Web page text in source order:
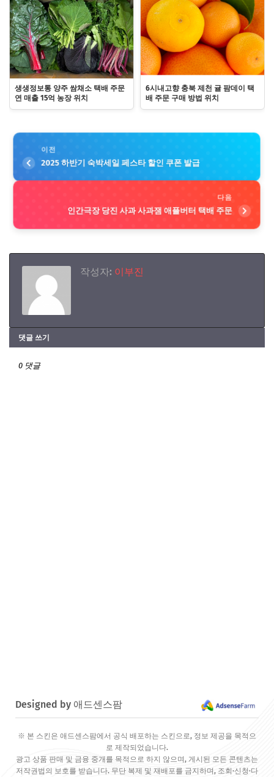
생생정보통 양주 쌈채소 택배 주문
연 매출 15억 농장 위치
6시내고향 충북 제천 귤 팜데이 택
배 주문 구매 방법 위치
이전
2025 하반기 숙박세일 페스타 할인 쿠폰 발급
다음
인간극장 당진 사과 사과잼 애플버터 택배 주문
작성자: 이부진
댓글 쓰기
0 댓글
Designed by 애드센스팜
※ 본 스킨은 애드센스팜에서 공식 배포하는 스킨으로, 정보 제공을 목적으
로 제작되었습니다.
광고 상품 판매 및 금융 중개를 목적으로 하지 않으며, 게시된 모든 콘텐츠는
저작권법의 보호를 받습니다. 무단 복제 및 재배포를 금지하며, 조회·신청·다